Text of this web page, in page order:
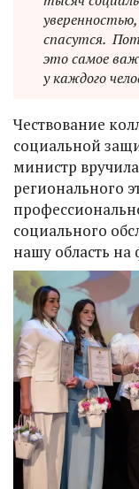
спасутся.
это самое
у каждого
Чествование
социальной
министр
регионального
социального
нашу область на